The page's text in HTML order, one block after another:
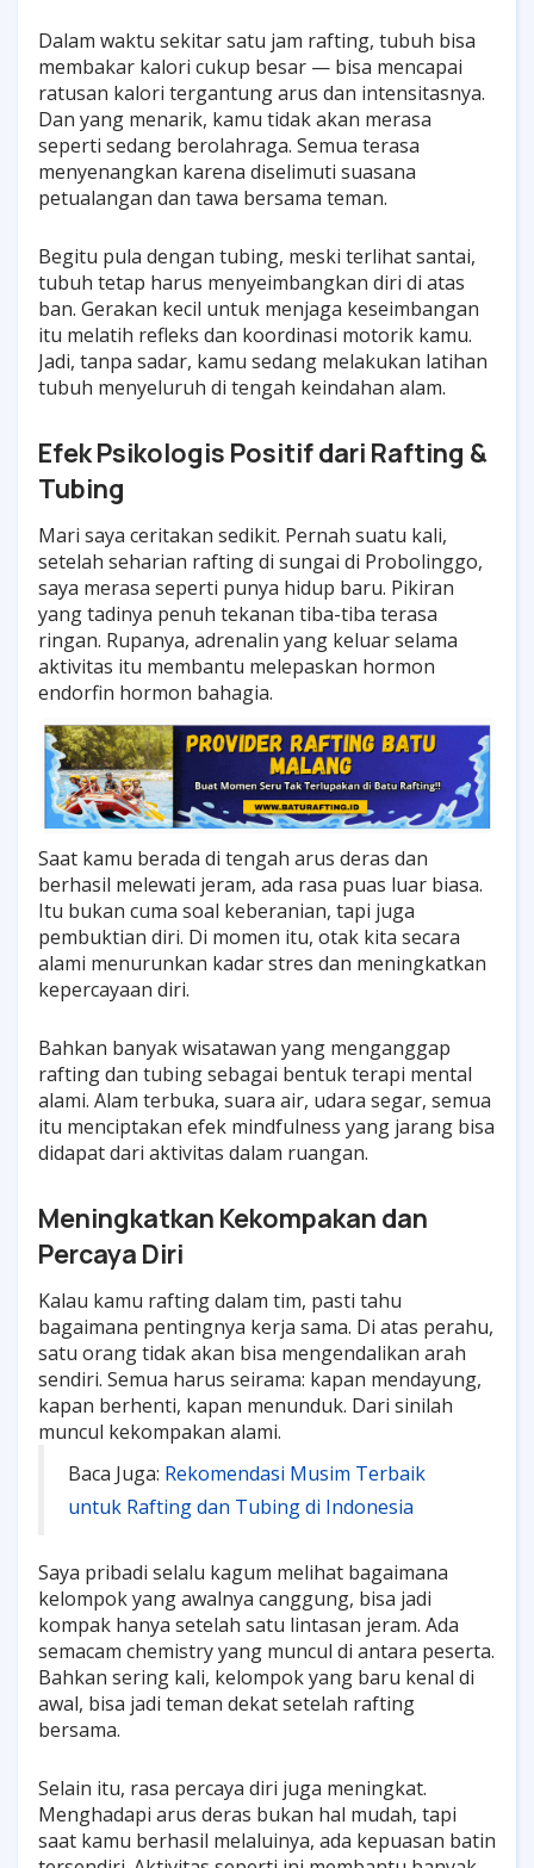
Dalam waktu sekitar satu jam rafting, tubuh bisa
membakar kalori cukup besar — bisa mencapai
ratusan kalori tergantung arus dan intensitasnya.
Dan yang menarik, kamu tidak akan merasa
seperti sedang berolahraga. Semua terasa
menyenangkan karena diselimuti suasana
petualangan dan tawa bersama teman.
Begitu pula dengan tubing, meski terlihat santai,
tubuh tetap harus menyeimbangkan diri di atas
ban. Gerakan kecil untuk menjaga keseimbangan
itu melatih refleks dan koordinasi motorik kamu.
Jadi, tanpa sadar, kamu sedang melakukan latihan
tubuh menyeluruh di tengah keindahan alam.
Efek Psikologis Positif dari Rafting &
Tubing
Mari saya ceritakan sedikit. Pernah suatu kali,
setelah seharian rafting di sungai di Probolinggo,
saya merasa seperti punya hidup baru. Pikiran
yang tadinya penuh tekanan tiba-tiba terasa
ringan. Rupanya, adrenalin yang keluar selama
aktivitas itu membantu melepaskan hormon
endorfin hormon bahagia.
Saat kamu berada di tengah arus deras dan
berhasil melewati jeram, ada rasa puas luar biasa.
Itu bukan cuma soal keberanian, tapi juga
pembuktian diri. Di momen itu, otak kita secara
alami menurunkan kadar stres dan meningkatkan
kepercayaan diri.
Bahkan banyak wisatawan yang menganggap
rafting dan tubing sebagai bentuk terapi mental
alami. Alam terbuka, suara air, udara segar, semua
itu menciptakan efek mindfulness yang jarang bisa
didapat dari aktivitas dalam ruangan.
Meningkatkan Kekompakan dan
Percaya Diri
Kalau kamu rafting dalam tim, pasti tahu
bagaimana pentingnya kerja sama. Di atas perahu,
satu orang tidak akan bisa mengendalikan arah
sendiri. Semua harus seirama: kapan mendayung,
kapan berhenti, kapan menunduk. Dari sinilah
muncul kekompakan alami.
Baca Juga: Rekomendasi Musim Terbaik
untuk Rafting dan Tubing di Indonesia
Saya pribadi selalu kagum melihat bagaimana
kelompok yang awalnya canggung, bisa jadi
kompak hanya setelah satu lintasan jeram. Ada
semacam chemistry yang muncul di antara peserta.
Bahkan sering kali, kelompok yang baru kenal di
awal, bisa jadi teman dekat setelah rafting
bersama.
Selain itu, rasa percaya diri juga meningkat.
Menghadapi arus deras bukan hal mudah, tapi
saat kamu berhasil melaluinya, ada kepuasan batin